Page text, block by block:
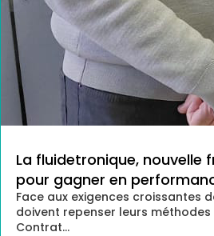
La fluidetronique, nouvelle
pour gagner en
Face aux exigences croissantes
doivent repenser leurs
Contrat...